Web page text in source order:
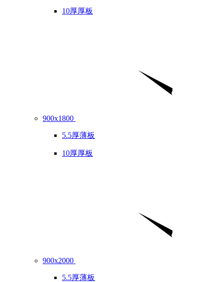
10厚厚板
900x1800
5.5厚薄板
10厚厚板
900x2000
5.5厚薄板